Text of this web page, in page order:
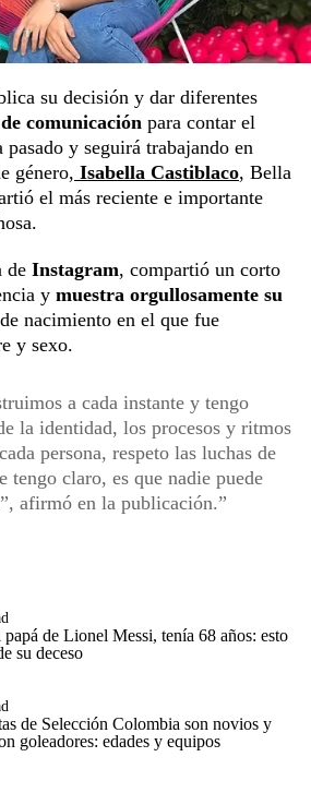
su decisión y dar diferentes
comunicación para contar el
y seguirá trabajando en
género, Isabella Castiblaco, Bella
el más reciente e importante
de Instagram, compartió un corto
y muestra orgullosamente su
de nacimiento en el que fue
y sexo.
a cada instante y tengo
la identidad, los procesos y ritmos
persona, respeto las luchas de
tengo claro, es que nadie puede
afirmó en la publicación.
de Lionel Messi, tenía 68 años: esto
su deceso
de Selección Colombia son novios y
goleadores: edades y equipos